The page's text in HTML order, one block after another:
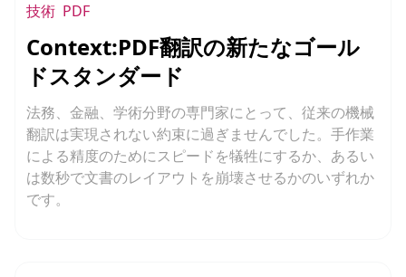
技術 PDF
Context:PDF翻訳の新たなゴール
ドスタンダード
法務、金融、学術分野の専門家にとって、従来の機械
翻訳は実現されない約束に過ぎませんでした。手作業
による精度のためにスピードを犠牲にするか、あるい
は数秒で文書のレイアウトを崩壊させるかのいずれか
です。